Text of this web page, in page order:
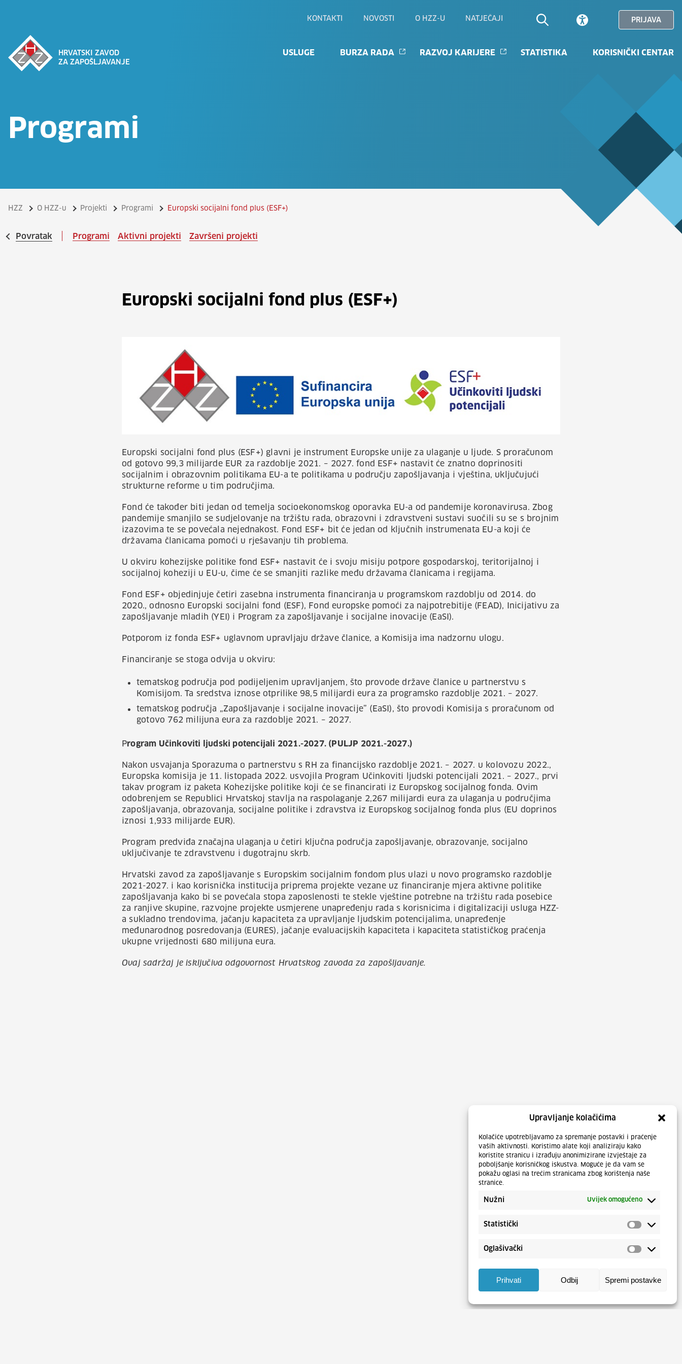
Upravljanje kolačićima
Kolačiće upotrebljavamo za spremanje postavki i praćenje
vaših aktivnosti. Koristimo alate koji analiziraju kako
koristite stranicu i izrađuju anonimizirane izvještaje za
poboljšanje korisničkog iskustva. Moguće je da vam se
pokažu oglasi na trećim stranicama zbog korištenja naše
stranice.
Nužni Uvijek omogućeno
Statistički
Oglašivački
Prihvati Odbij Spremi postavke
KONTAKTI NOVOSTI O HZZ-U NATJEČAJI PRIJAVA
HRVATSKI ZAVOD
ZA ZAPOŠLJAVANJE
USLUGE BURZA RADA RAZVOJ KARIJERE STATISTIKA KORISNIČKI CENTAR
Programi
HZZ O HZZ-u Projekti Programi Europski socijalni fond plus (ESF+)
Povratak Programi Aktivni projekti Završeni projekti
Europski socijalni fond plus (ESF+)
Europski socijalni fond plus (ESF+) glavni je instrument Europske unije za ulaganje u ljude. S proračunom
od gotovo 99,3 milijarde EUR za razdoblje 2021. – 2027. fond ESF+ nastavit će znatno doprinositi
socijalnim i obrazovnim politikama EU-a te politikama u području zapošljavanja i vještina, uključujući
strukturne reforme u tim područjima.
Fond će također biti jedan od temelja socioekonomskog oporavka EU-a od pandemije koronavirusa. Zbog
pandemije smanjilo se sudjelovanje na tržištu rada, obrazovni i zdravstveni sustavi suočili su se s brojnim
izazovima te se povećala nejednakost. Fond ESF+ bit će jedan od ključnih instrumenata EU-a koji će
državama članicama pomoći u rješavanju tih problema.
U okviru kohezijske politike fond ESF+ nastavit će i svoju misiju potpore gospodarskoj, teritorijalnoj i
socijalnoj koheziji u EU-u, čime će se smanjiti razlike među državama članicama i regijama.
Fond ESF+ objedinjuje četiri zasebna instrumenta financiranja u programskom razdoblju od 2014. do
2020., odnosno Europski socijalni fond (ESF), Fond europske pomoći za najpotrebitije (FEAD), Inicijativu za
zapošljavanje mladih (YEI) i Program za zapošljavanje i socijalne inovacije (EaSI).
Potporom iz fonda ESF+ uglavnom upravljaju države članice, a Komisija ima nadzornu ulogu.
Financiranje se stoga odvija u okviru:
tematskog područja pod podijeljenim upravljanjem, što provode države članice u partnerstvu s
Komisijom. Ta sredstva iznose otprilike 98,5 milijardi eura za programsko razdoblje 2021. – 2027.
tematskog područja „Zapošljavanje i socijalne inovacije” (EaSI), što provodi Komisija s proračunom od
gotovo 762 milijuna eura za razdoblje 2021. – 2027.
Program Učinkoviti ljudski potencijali 2021.-2027. (PULJP 2021.-2027.)
Nakon usvajanja Sporazuma o partnerstvu s RH za financijsko razdoblje 2021. – 2027. u kolovozu 2022.,
Europska komisija je 11. listopada 2022. usvojila Program Učinkoviti ljudski potencijali 2021. – 2027., prvi
takav program iz paketa Kohezijske politike koji će se financirati iz Europskog socijalnog fonda. Ovim
odobrenjem se Republici Hrvatskoj stavlja na raspolaganje 2,267 milijardi eura za ulaganja u područjima
zapošljavanja, obrazovanja, socijalne politike i zdravstva iz Europskog socijalnog fonda plus (EU doprinos
iznosi 1,933 milijarde EUR).
Program predviđa značajna ulaganja u četiri ključna područja zapošljavanje, obrazovanje, socijalno
uključivanje te zdravstvenu i dugotrajnu skrb.
Hrvatski zavod za zapošljavanje s Europskim socijalnim fondom plus ulazi u novo programsko razdoblje
2021-2027. i kao korisnička institucija priprema projekte vezane uz financiranje mjera aktivne politike
zapošljavanja kako bi se povećala stopa zaposlenosti te stekle vještine potrebne na tržištu rada posebice
za ranjive skupine, razvojne projekte usmjerene unapređenju rada s korisnicima i digitalizaciji usluga HZZ-
a sukladno trendovima, jačanju kapaciteta za upravljanje ljudskim potencijalima, unapređenje
međunarodnog posredovanja (EURES), jačanje evaluacijskih kapaciteta i kapaciteta statističkog praćenja
ukupne vrijednosti 680 milijuna eura.
Ovaj sadržaj je isključiva odgovornost Hrvatskog zavoda za zapošljavanje.